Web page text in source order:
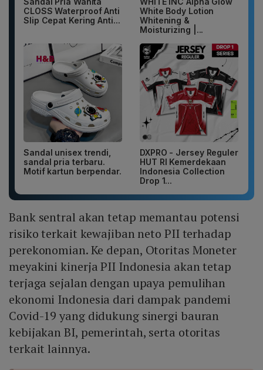
CLOSS Waterproof Anti
Slip Cepat Kering Anti...
White Body Lotion
Whitening &
Moisturizing |...
Sandal unisex trendi,
sandal pria terbaru.
Motif kartun berpendar.
DXPRO - Jersey Reguler
HUT RI Kemerdekaan
Indonesia Collection
Drop 1...
Bank sentral akan tetap memantau potensi
risiko terkait kewajiban neto PII terhadap
perekonomian. Ke depan, Otoritas Moneter
meyakini kinerja PII Indonesia akan tetap
terjaga sejalan dengan upaya pemulihan
ekonomi Indonesia dari dampak pandemi
Covid-19 yang didukung sinergi bauran
kebijakan BI, pemerintah, serta otoritas
terkait lainnya.